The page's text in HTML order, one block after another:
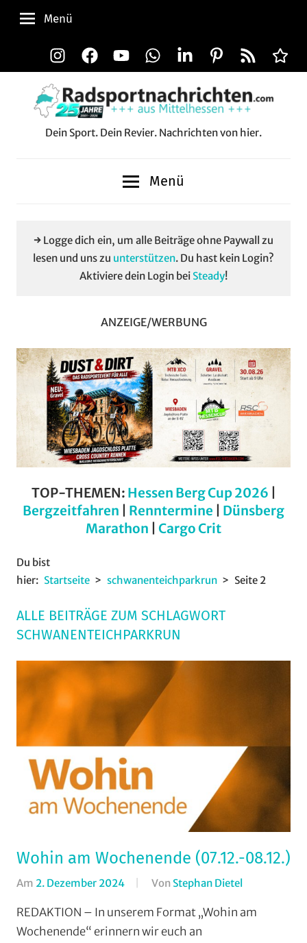
Zum
Inhalt
InstagramFacebookYouTubeWhatsAppLinkedInPinterest
RSS-
Feed
Alle
Menü
Dein Sport. Dein Revier. Nachrichten von hier.
Menü
→ Logge dich ein, um alle Beiträge ohne Paywall zu
lesen und uns zu unterstützen. Du hast kein Login?
Aktiviere dein Login bei Steady!
ANZEIGE/WERBUNG
TOP-THEMEN: Hessen Berg Cup 2026
Bergzeitfahren
Renntermine
Dünsberg
Marathon
Cargo Crit
Du bist
hier: Startseite schwanenteichparkrun Seite 2
ALLE BEITRÄGE ZUM SCHLAGWORT
SCHWANENTEICHPARKRUN
Wohin am Wochenende (07.12.-08.12.)
Am 2. Dezember 2024 Von Stephan Dietel
Wohin
REDAKTION – In unserem Format „Wohin am
Wochenende“ erinnern wir euch an